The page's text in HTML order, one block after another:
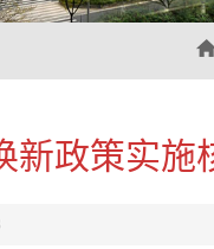
新政策实施